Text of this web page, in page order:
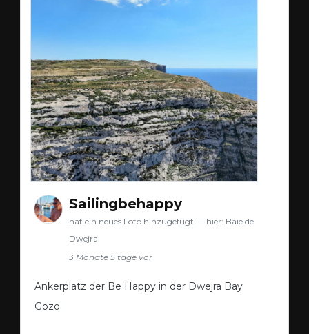
Sailingbehappy
hat ein neues Foto hinzugefügt — hier: Baie de
Dwejra.
3 Monate 5 tage vor
Ankerplatz der Be Happy in der Dwejra Bay
Gozo